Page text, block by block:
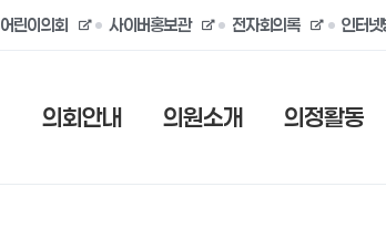
어린이의회 사이버홍보관 전자회의록 인터넷
의회안내 의원소개 의정활동